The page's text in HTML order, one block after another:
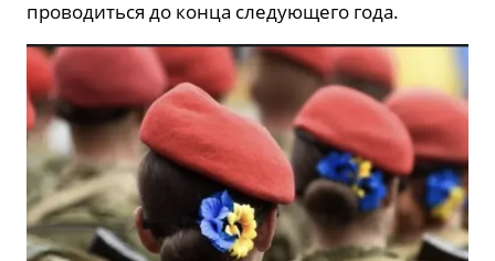
проводиться до конца следующего года.